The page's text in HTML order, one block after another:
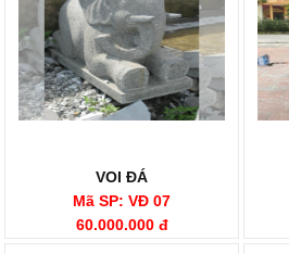
VOI ĐÁ
Mã SP: VĐ 07
60.000.000 đ